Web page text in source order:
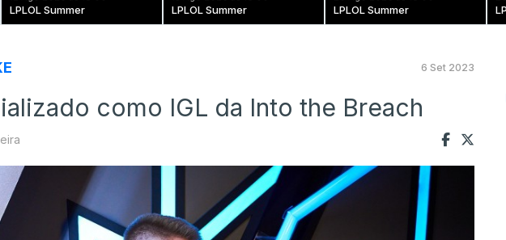
LPLOL Summer LPLOL Summer LPLOL Summer
6 Set 2023
como IGL da Into the Breach